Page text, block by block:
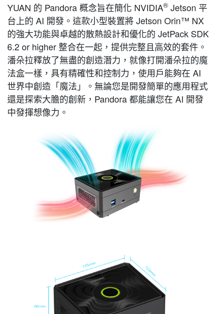
YUAN 的 Pandora 概念旨在簡化 NVIDIA® Jetson 平
台上的 AI 開發。這款小型裝置將 Jetson Orin™ NX
的強大功能與卓越的散熱設計和優化的 JetPack SDK
6.2 or higher 整合在一起，提供完整且高效的套件。
潘朵拉釋放了無盡的創造潛力，就像打開潘朵拉的魔
法盒一樣，具有精確性和控制力，使用戶能夠在 AI
世界中創造「魔法」。無論您是開發簡單的應用程式
還是探索大膽的創新，Pandora 都能讓您在 AI 開發
中發揮想像力。